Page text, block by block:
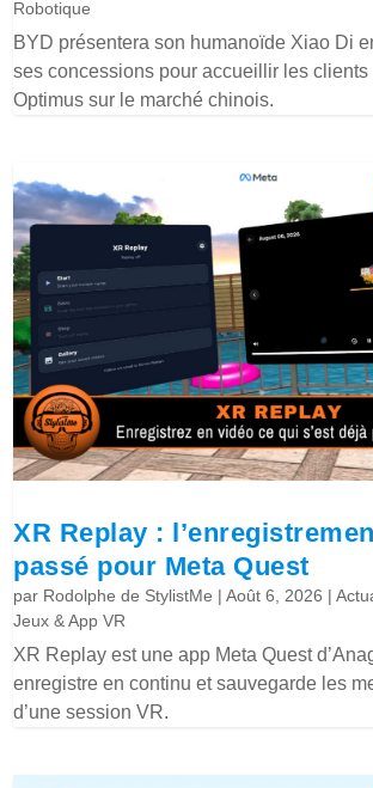
Robotique
BYD présentera son humanoïde Xiao Di
ses concessions pour accueillir les clients
Optimus sur le marché chinois.
XR Replay :
passé pour Meta Quest
par Rodolphe de StylistMe |Août 6, 2026 |
Jeux & App VR
XR Replay est une app Meta Quest
enregistre en continu et sauvegarde les
d’une session VR.